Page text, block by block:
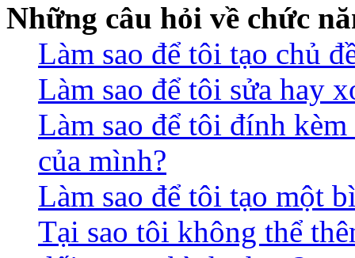
Những câu hỏi về chức
Làm sao để tôi tạo chủ
Làm sao để tôi sửa hay
Làm sao để tôi đính
của mình?
Làm sao để tôi tạo một
Tại sao tôi không thể